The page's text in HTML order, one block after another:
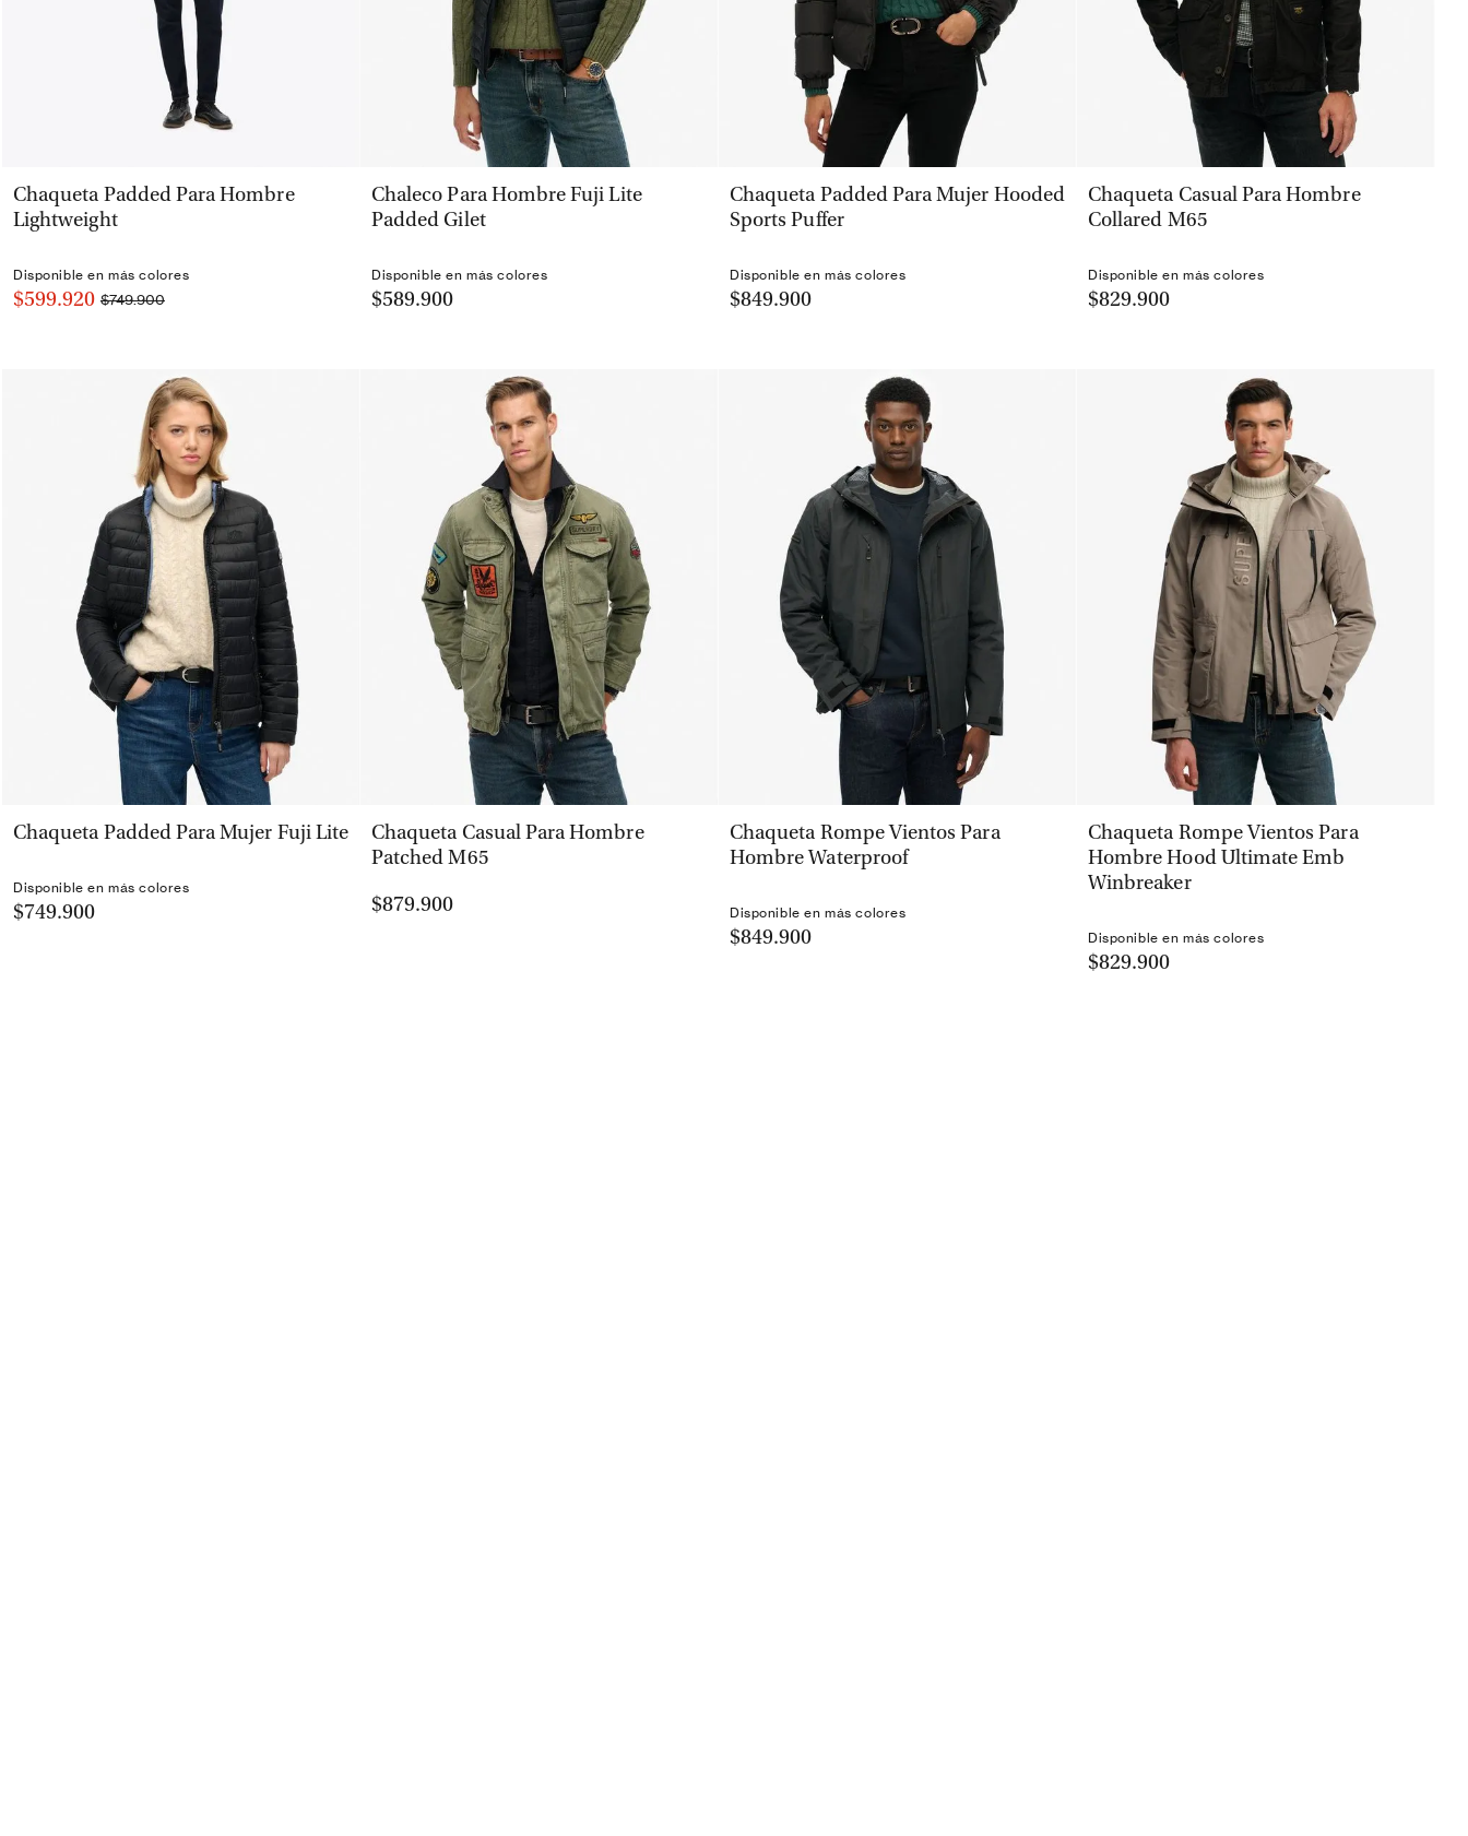
VISTA RÁPIDA
Chaqueta Padded Para Hombre
Lightweight
Disponible en más colores
$599.920 $749.900
VISTA RÁPIDA
Chaleco Para Hombre Fuji Lite
Padded Gilet
Disponible en más colores
$589.900
VISTA RÁPIDA
Chaqueta Padded Para Mujer Hooded
Sports Puffer
Disponible en más colores
$849.900
VISTA RÁPIDA
Chaqueta Casual Para Hombre
Collared M65
Disponible en más colores
$829.900
VISTA RÁPIDA
Chaqueta Padded Para Mujer Fuji Lite
Disponible en más colores
$749.900
VISTA RÁPIDA
Chaqueta Casual Para Hombre
Patched M65
$879.900
VISTA RÁPIDA
Chaqueta Rompe Vientos Para
Hombre Waterproof
Disponible en más colores
$849.900
VISTA RÁPIDA
Chaqueta Rompe Vientos Para
Hombre Hood Ultimate Emb
Winbreaker
Disponible en más colores
$829.900